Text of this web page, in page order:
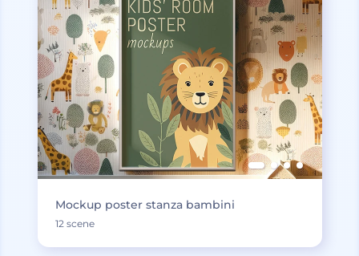
Mockup poster stanza bambini
12 scene